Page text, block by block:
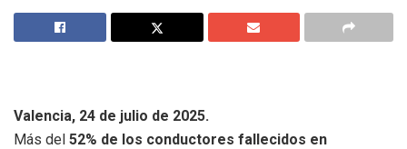
Valencia, 24 de julio de 2025.
Más del 52% de los conductores fallecidos en